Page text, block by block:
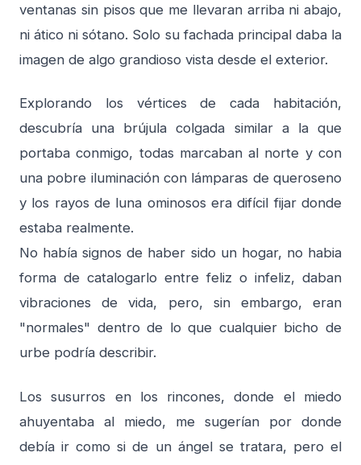
ventanas sin pisos que me llevaran arriba ni abajo,
ni ático ni sótano. Solo su fachada principal daba la
imagen de algo grandioso vista desde el exterior.
Explorando los vértices de cada habitación,
descubría una brújula colgada similar a la que
portaba conmigo, todas marcaban al norte y con
una pobre iluminación con lámparas de queroseno
y los rayos de luna ominosos era difícil fijar donde
estaba realmente.
No había signos de haber sido un hogar, no habia
forma de catalogarlo entre feliz o infeliz, daban
vibraciones de vida, pero, sin embargo, eran
"normales" dentro de lo que cualquier bicho de
urbe podría describir.
Los susurros en los rincones, donde el miedo
ahuyentaba al miedo, me sugerían por donde
debía ir como si de un ángel se tratara, pero el